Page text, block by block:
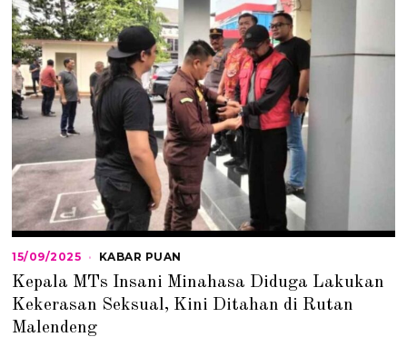
15/09/2025
5
/
0
/
KABAR PUAN
Kepala MTs Insani Minahasa Diduga Lakukan
Kekerasan Seksual, Kini Ditahan di Rutan
Malendeng